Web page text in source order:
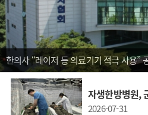
한의사 “레이저 등 의료기기 적극 사용”
자생한방병원,
2026-07-31